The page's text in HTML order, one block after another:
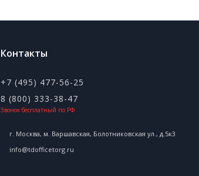
Контакты
+7 (495) 477-56-25
8 (800) 333-38-47
Звонок бесплатный по РФ
г. Москва, м. Варшавская, Болотниковская ул., д.5к3
info@tdofficetorg.ru